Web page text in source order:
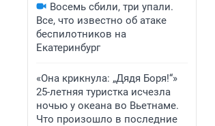
Восемь сбили, три упали.
Все, что известно об атаке
беспилотников на
Екатеринбург
«Она крикнула: „Дядя Боря!“»
25-летняя туристка исчезла
ночью у океана во Вьетнаме.
Что произошло в последние